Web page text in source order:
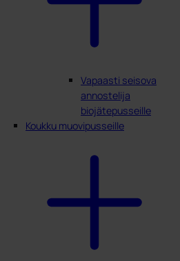
Vapaasti seisova
annostelija
biojätepusseille
Koukku muovipusseille